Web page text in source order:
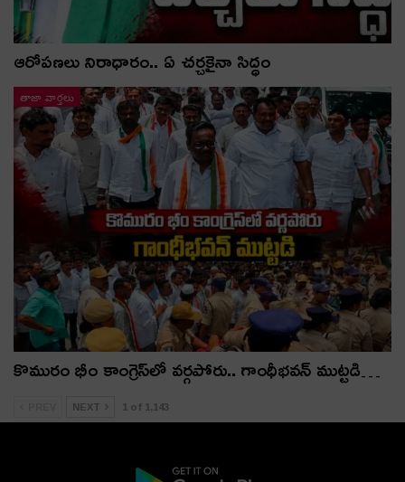
ఆరోపణలు నిరాధారం.. ఏ చర్చకైనా సిద్ధం
తాజా వార్తలు
కొమురం భీం కాంగ్రెస్‌లో వర్గపోరు.. గాంధీభవన్ ముట్టడి…
NEXT 1 of 1,143